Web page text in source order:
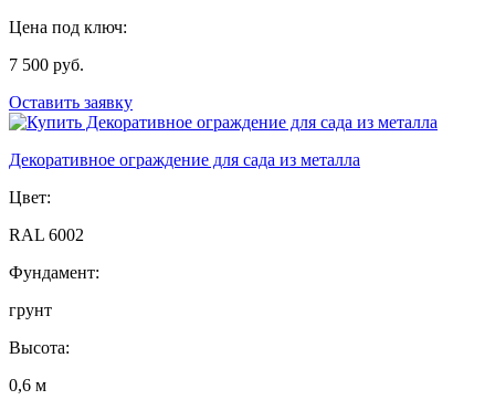
Цена под ключ:
7 500 руб.
Оставить заявку
Декоративное ограждение для сада из металла
Цвет:
RAL 6002
Фундамент:
грунт
Высота:
0,6 м